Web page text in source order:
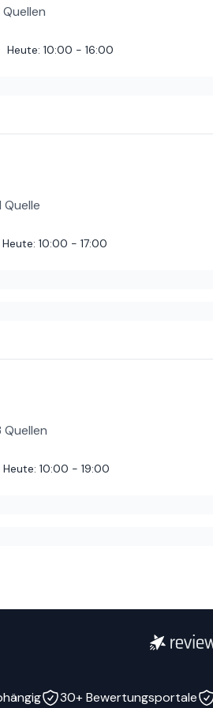
Quellen
Heute: 10:00 - 16:00
Quelle
Heute: 10:00 - 17:00
gegen eine Person einreichen,
Quellen
Heute: 10:00 - 19:00
30+ Bewertungsportale